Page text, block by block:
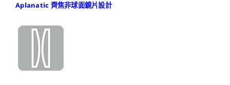
Aplanatic 齊焦非球面鏡片設計